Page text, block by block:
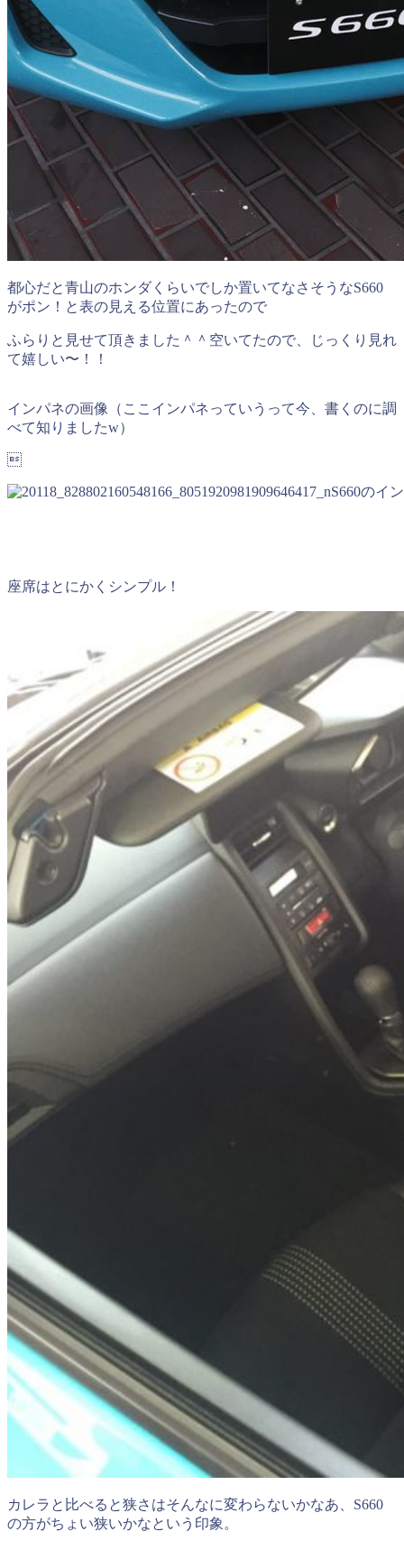
都心だと青山のホンダくらいでしか置いてなさそうなS660
がポン！と表の見える位置にあったので
ふらりと見せて頂きました＾＾空いてたので、じっくり見れ
て嬉しい〜！！
インパネの画像（ここインパネっていうって今、書くのに調
べて知りましたw）

S660のイ
座席はとにかくシンプル！
カレラと比べると狭さはそんなに変わらないかなあ、S660
の方がちょい狭いかなという印象。